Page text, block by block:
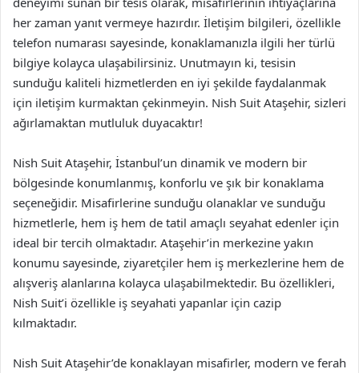
her zaman yanıt vermeye hazırdır. İletişim bilgileri, özellikle
telefon numarası sayesinde, konaklamanızla ilgili her türlü
bilgiye kolayca ulaşabilirsiniz. Unutmayın ki, tesisin
sunduğu kaliteli hizmetlerden en iyi şekilde faydalanmak
için iletişim kurmaktan çekinmeyin. Nish Suit Ataşehir, sizleri
ağırlamaktan mutluluk duyacaktır!
Nish Suit Ataşehir, İstanbul’un dinamik ve modern bir
bölgesinde konumlanmış, konforlu ve şık bir konaklama
seçeneğidir. Misafirlerine sunduğu olanaklar ve sunduğu
hizmetlerle, hem iş hem de tatil amaçlı seyahat edenler için
ideal bir tercih olmaktadır. Ataşehir’in merkezine yakın
konumu sayesinde, ziyaretçiler hem iş merkezlerine hem de
alışveriş alanlarına kolayca ulaşabilmektedir. Bu özellikleri,
Nish Suit’i özellikle iş seyahati yapanlar için cazip
kılmaktadır.
Nish Suit Ataşehir’de konaklayan misafirler, modern ve ferah